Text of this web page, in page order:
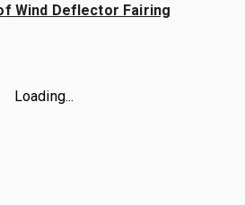
Wind Deflector Fairing
Loading...